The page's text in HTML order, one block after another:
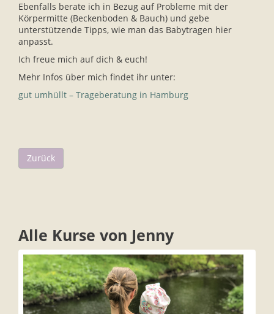
Ebenfalls berate ich in Bezug auf Probleme mit der
Körpermitte (Beckenboden & Bauch) und gebe
unterstützende Tipps, wie man das Babytragen hier
anpasst.
Ich freue mich auf dich & euch!
Mehr Infos über mich findet ihr unter:
gut umhüllt – Trageberatung in Hamburg
Zurück
Alle Kurse von Jenny